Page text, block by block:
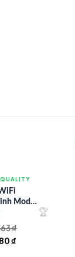
QUALITY
Model
₫
₫
🏆